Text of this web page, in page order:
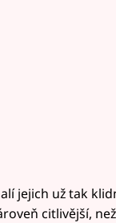
jejich už tak
citlivější,